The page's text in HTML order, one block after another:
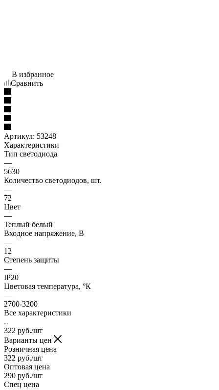
В избранное
Сравнить
Артикул: 53248
Характеристики
Тип светодиода
—
5630
Количество светодиодов, шт.
—
72
Цвет
—
Теплый белый
Входное напряжение, В
—
12
Степень защиты
—
IP20
Цветовая температура, °К
—
2700-3200
Все характеристики
322 руб./шт
Варианты цен
Розничная цена
322 руб./шт
Оптовая цена
290 руб./шт
Спец цена